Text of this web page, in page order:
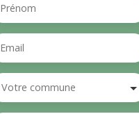
Prénom
Email
Votre commune